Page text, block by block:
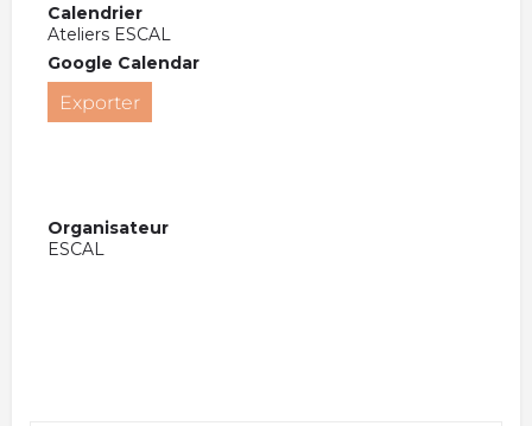
Calendrier
Ateliers ESCAL
Google Calendar
Exporter
Organisateur
ESCAL